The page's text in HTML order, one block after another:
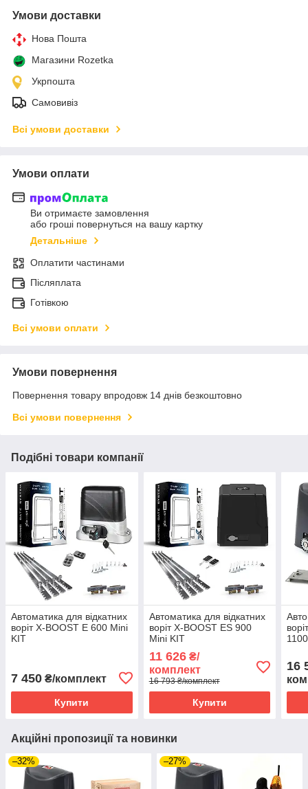
Умови доставки
Нова Пошта
Магазини Rozetka
Укрпошта
Самовивіз
Всі умови доставки
Умови оплати
Ви отримаєте замовлення
або гроші повернуться на вашу картку
Детальніше
Оплатити частинами
Післяплата
Готівкою
Всі умови оплати
Умови повернення
Повернення товару впродовж 14 днів безкоштовно
Всі умови повернення
Подібні товари компанії
Автоматика для відкатних
воріт X-BOOST E 600 Mini
KIT
7 450 ₴/комплект
Купити
Автоматика для відкатних
воріт X-BOOST ES 900
Mini KIT
11 626₴/
комплект
16 793 ₴/комплект
Купити
16
Акційні пропозиції та новинки
–32% –27%